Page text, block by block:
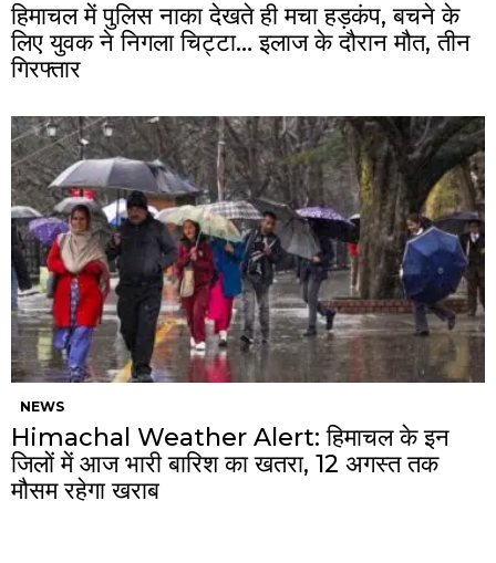
हिमाचल में पुलिस नाका देखते ही मचा हड़कंप, बचने के
लिए युवक ने निगला चिट्टा… इलाज के दौरान मौत, तीन
गिरफ्तार
NEWS
Himachal Weather Alert: हिमाचल के इन
जिलों में आज भारी बारिश का खतरा, 12 अगस्त तक
मौसम रहेगा खराब